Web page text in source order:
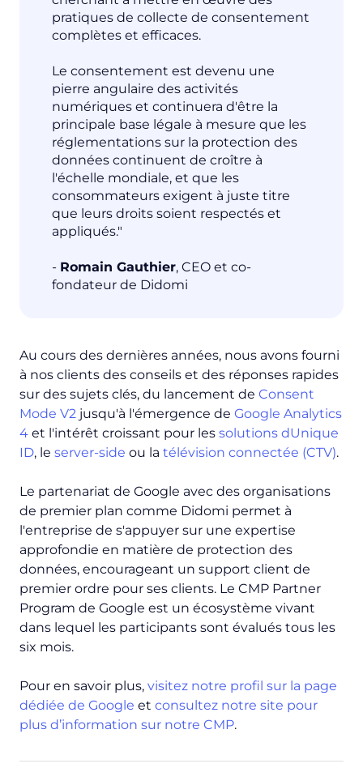
pratiques de collecte de consentement
complètes et efficaces.
Le consentement est devenu une
pierre angulaire des activités
numériques et continuera d'être la
principale base légale à mesure que les
réglementations sur la protection des
données continuent de croître à
l'échelle mondiale, et que les
consommateurs exigent à juste titre
que leurs droits soient respectés et
appliqués."
- Romain Gauthier, CEO et co-
fondateur de Didomi
Au cours des dernières années, nous avons fourni
à nos clients des conseils et des réponses rapides
sur des sujets clés, du lancement de Consent
Mode V2 jusqu'à l'émergence de Google Analytics
4 et l'intérêt croissant pour les solutions dUnique
ID, le server-side ou la télévision connectée (CTV).
Le partenariat de Google avec des organisations
de premier plan comme Didomi permet à
l'entreprise de s'appuyer sur une expertise
approfondie en matière de protection des
données, encourageant un support client de
premier ordre pour ses clients. Le CMP Partner
Program de Google est un écosystème vivant
dans lequel les participants sont évalués tous les
six mois.
Pour en savoir plus, visitez notre profil sur la page
dédiée de Google et consultez notre site pour
plus d’information sur notre CMP.